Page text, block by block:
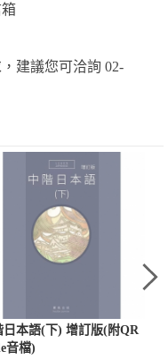
建議您可洽詢 02-
日本語(下) 增訂版(附QR
音檔)